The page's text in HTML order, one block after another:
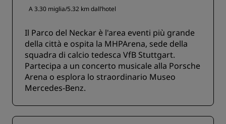
A 3.30 miglia/5.32 km dall’hotel
Il Parco del Neckar è l'area eventi più grande
della città e ospita la MHPArena, sede della
squadra di calcio tedesca VfB Stuttgart.
Partecipa a un concerto musicale alla Porsche
Arena o esplora lo straordinario Museo
Mercedes-Benz.